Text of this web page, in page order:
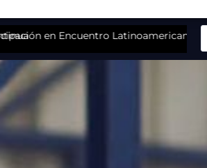
en Encuentro Latinoamericano